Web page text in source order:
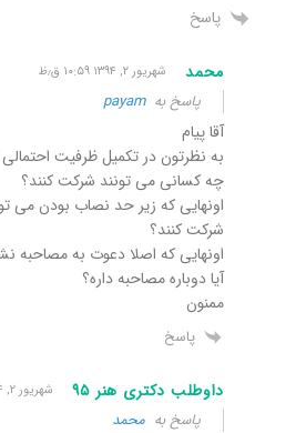
پاسخ
محمد شهریور ۲, ۱۳۹۴ ۱۰:۵۹ ق٫ظ
پاسخ بهpayam
آقا پیام
به نظرتون در تکمیل ظرفیت
چه کسانی می تونند شرکت کنند؟
اونهایی که زیر حد نصاب بودن می
شرکت کنند؟
اونهایی که اصلا دعوت به مصاحبه
آیا دوباره مصاحبه داره؟
ممنون
پاسخ
داوطلب دکتری هنر ٩۵ شهریور ۲, ۱۳۹۴ ۱۲:۴۲ ب٫ظ
پاسخ به محمد